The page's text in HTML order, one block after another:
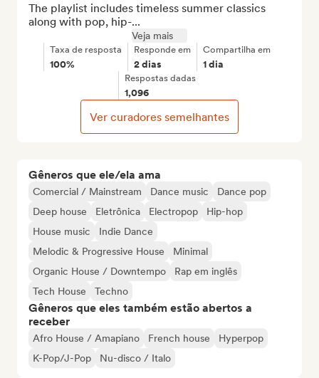
Gêneros que ele/ela ama
Comercial / Mainstream Dance music
Dance pop
Deep house
Eletrônica Electropop
Hip-hop
House music
Indie Dance
Melodic & Progressive House
Minimal
Organic House / Downtempo
Rap em inglês
Tech House
Techno
Gêneros que eles também estão abertos a
receber
Afro House / Amapiano French house
Hyperpop
K-Pop/J-Pop
Nu-disco / Italo
The playlist includes timeless summer classics
along with pop, hip-...
Veja mais
Taxa de resposta
100%
Responde em
2 dias
Compartilha em
1 dia
Respostas dadas
1,096
Ver curadores semelhantes